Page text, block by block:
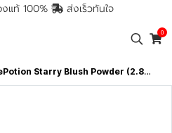
แท้ 100% ส่งเร็วทันใจ
0
Starry Blush Powder (2.8g) เลิฟ โพชัน สตาร์รี บลัช พาวเดอร์